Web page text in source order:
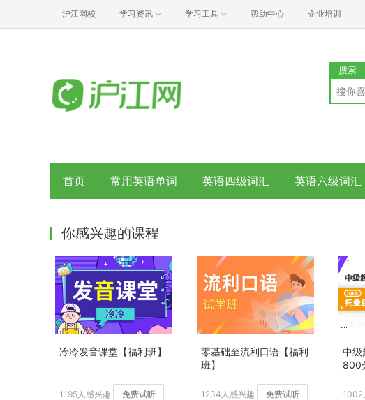
沪江网校 学习资讯 学习工具 帮助中心 企业培训
搜索
首页 常用英语单词 英语四级词汇 英语六级词汇
你感兴趣的课程
冷冷发音课堂【福利班】
1195人感兴趣 免费试听
零基础至流利口语【福利
班】
1234人感兴趣 免费试听
中级
800
1002